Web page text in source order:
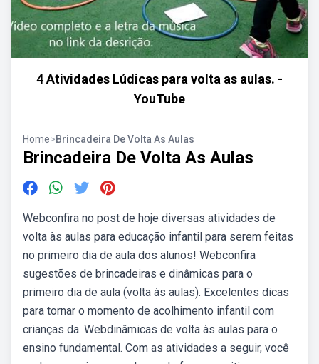
4 Atividades Lúdicas para volta as aulas. -
YouTube
Home>Brincadeira De Volta As Aulas
Brincadeira De Volta As Aulas
Webconfira no post de hoje diversas atividades de
volta às aulas para educação infantil para serem feitas
no primeiro dia de aula dos alunos! Webconfira
sugestões de brincadeiras e dinâmicas para o
primeiro dia de aula (volta às aulas). Excelentes dicas
para tornar o momento de acolhimento infantil com
crianças da. Webdinâmicas de volta às aulas para o
ensino fundamental. Com as atividades a seguir, você